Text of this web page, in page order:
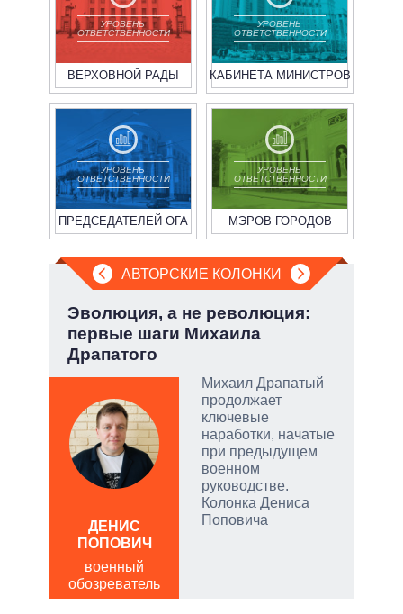
УРОВЕНЬ
ОТВЕТСТВЕННОСТИ
ВЕРХОВНОЙ РАДЫ
УРОВЕНЬ
ОТВЕТСТВЕННОСТИ
КАБИНЕТА МИНИСТРОВ
УРОВЕНЬ
ОТВЕТСТВЕННОСТИ
ПРЕДСЕДАТЕЛЕЙ ОГА
УРОВЕНЬ
ОТВЕТСТВЕННОСТИ
МЭРОВ ГОРОДОВ
АВТОРСКИЕ КОЛОНКИ
Эволюция, а не революция:
первые шаги Михаила
Драпатого
Михаил Драпатый
продолжает
ключевые
наработки, начатые
при предыдущем
военном
руководстве.
Колонка Дениса
Поповича
ДЕНИС
ПОПОВИЧ
военный
обозреватель